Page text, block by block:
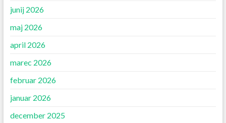
junij 2026
maj 2026
april 2026
marec 2026
februar 2026
januar 2026
december 2025